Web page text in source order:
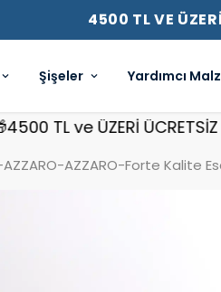
4500 TL VE
Şişeler Yardımcı
TL ve ÜZERİ ÜCRETSİZ
AZZARO-Forte Kalite